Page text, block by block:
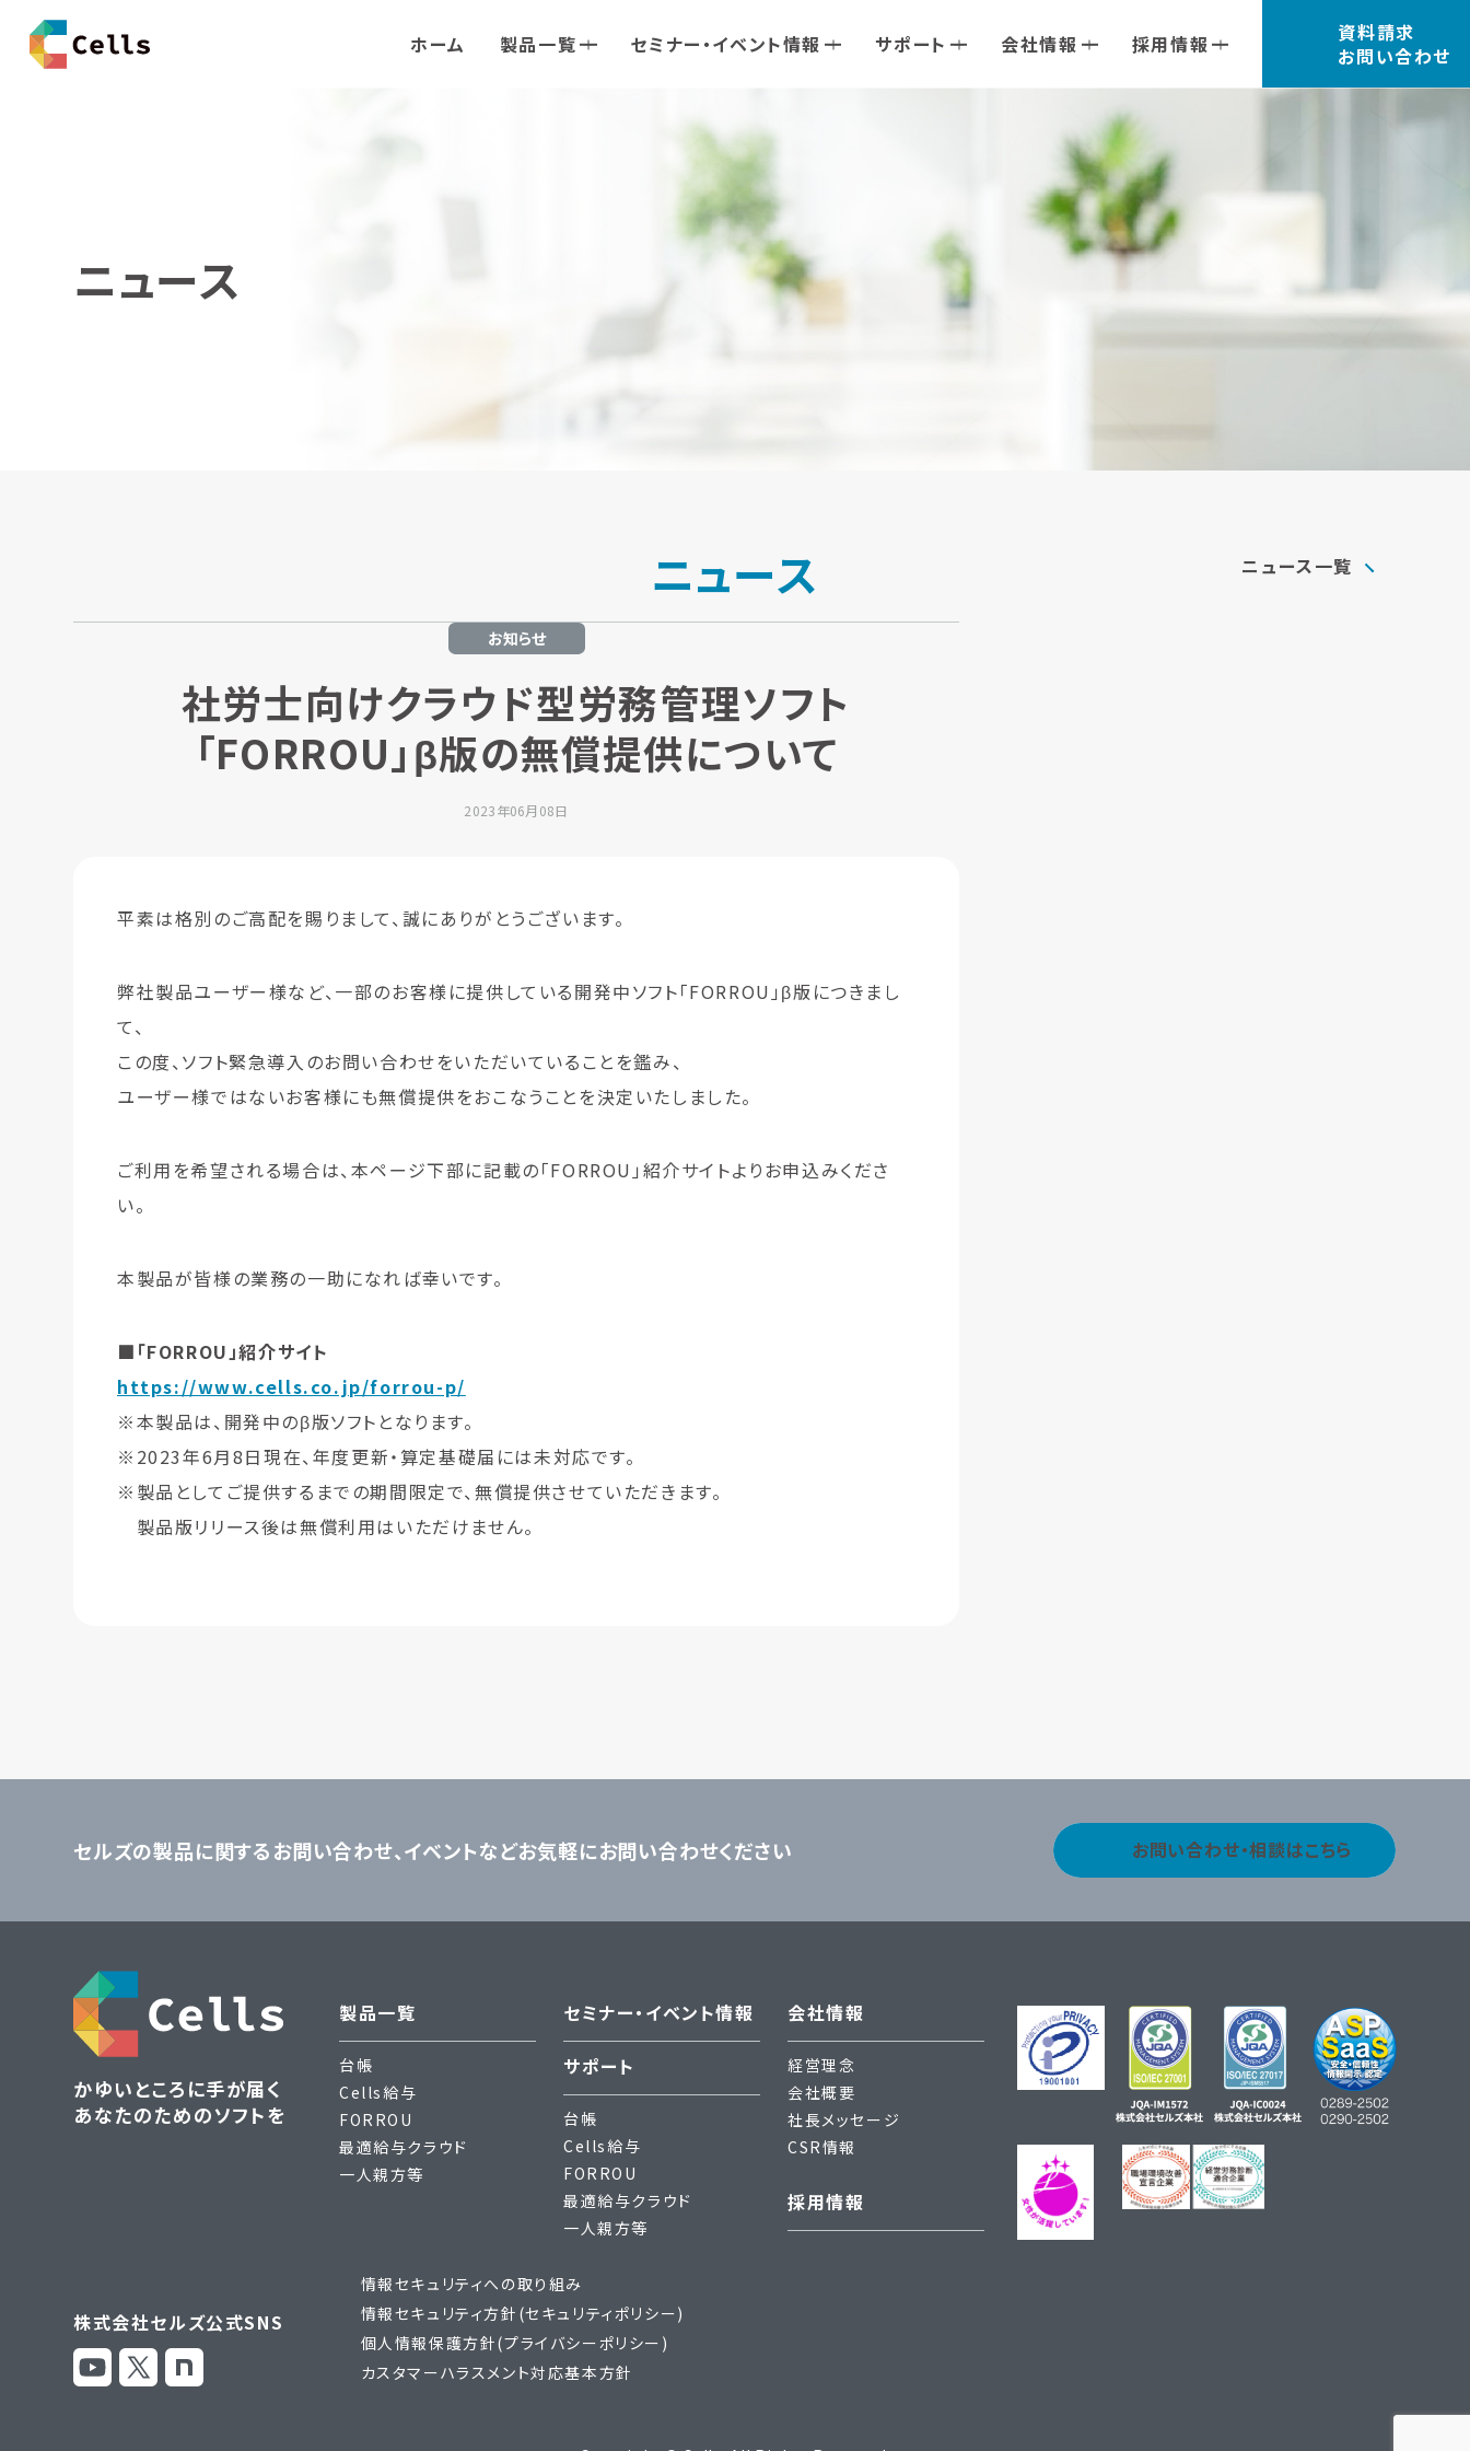
ホーム 製品一覧 セミナー・イベント情報 サポート 会社情報 採用情報
資料請求
お問い合わせ
ニュース
ニュース ニュース一覧
お知らせ
社労士向けクラウド型労務管理ソフト
「FORROU」β版の無償提供について
2023年06月08日
平素は格別のご高配を賜りまして、誠にありがとうございます。
弊社製品ユーザー様など、一部のお客様に提供している開発中ソフト「FORROU」β版につきまし
て、
この度、ソフト緊急導入のお問い合わせをいただいていることを鑑み、
ユーザー様ではないお客様にも無償提供をおこなうことを決定いたしました。
ご利用を希望される場合は、本ページ下部に記載の「FORROU」紹介サイトよりお申込みくださ
い。
本製品が皆様の業務の一助になれば幸いです。
■「FORROU」紹介サイト
https://www.cells.co.jp/forrou-p/
※本製品は、開発中のβ版ソフトとなります。
※2023年6月8日現在、年度更新・算定基礎届には未対応です。
※製品としてご提供するまでの期間限定で、無償提供させていただきます。
製品版リリース後は無償利用はいただけません。
セルズの製品に関するお問い合わせ、イベントなどお気軽にお問い合わせください お問い合わせ・相談はこちら
かゆいところに手が届く
あなたのためのソフトを
株式会社セルズ公式SNS
製品一覧
台帳
Cells給与
FORROU
最適給与クラウド
一人親方等
セミナー・イベント情報
サポート
台帳
Cells給与
FORROU
最適給与クラウド
一人親方等
会社情報
経営理念
会社概要
社長メッセージ
CSR情報
採用情報
情報セキュリティへの取り組み
情報セキュリティ方針(セキュリティポリシー)
個人情報保護方針(プライバシーポリシー)
カスタマーハラスメント対応基本方針